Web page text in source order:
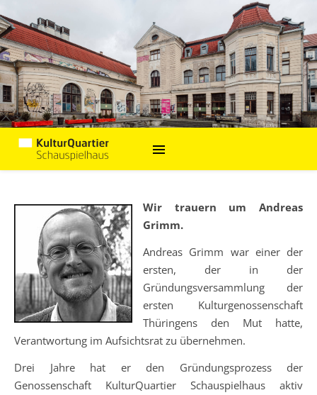
Wir trauern um Andreas
Grimm.
Andreas Grimm war einer der
ersten, der in der
Gründungsversammlung der
ersten Kulturgenossenschaft
Thüringens den Mut hatte,
Verantwortung im Aufsichtsrat zu übernehmen.
Drei Jahre hat er den Gründungsprozess der
Genossenschaft KulturQuartier Schauspielhaus aktiv